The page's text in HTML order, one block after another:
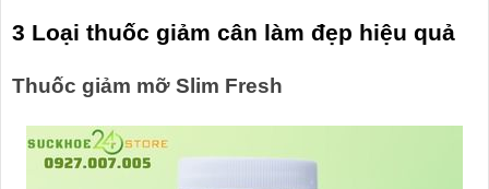
3 Loại thuốc giảm cân làm đẹp hiệu quả
Thuốc giảm mỡ Slim Fresh